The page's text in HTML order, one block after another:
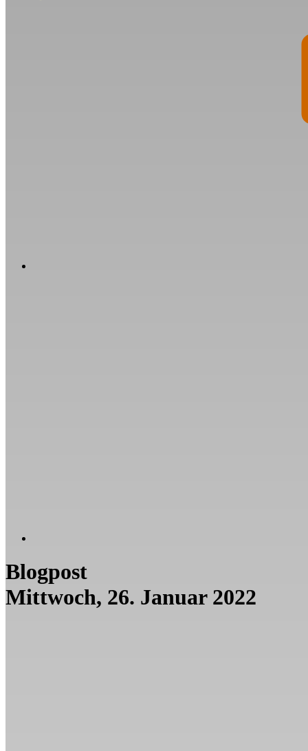
Blogpost
Mittwoch, 26. Januar 2022